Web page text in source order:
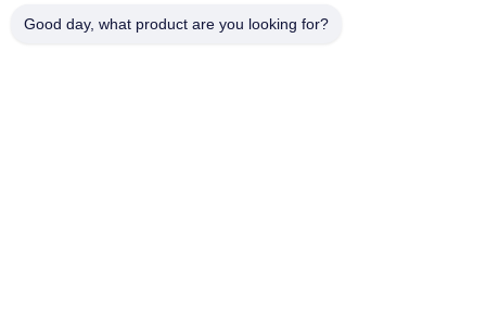
Good day, what product are you looking for?